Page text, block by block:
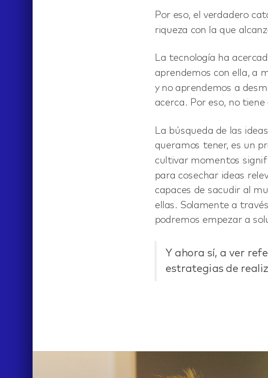
Por eso, el verdadero
riqueza con la que
La tecnología ha
aprendemos con ella, a
y no aprendemos a
acerca. Por eso, no
La búsqueda de las
queramos tener, es un
cultivar momentos
para cosechar ideas
capaces de sacudir al
ellas. Solamente a
podremos empezar a
Y ahora sí, a ver
estrategias de